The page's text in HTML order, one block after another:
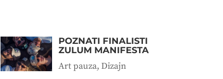
POZNATI FINALISTI
ZULUM MANIFESTA
Art pauza, Dizajn